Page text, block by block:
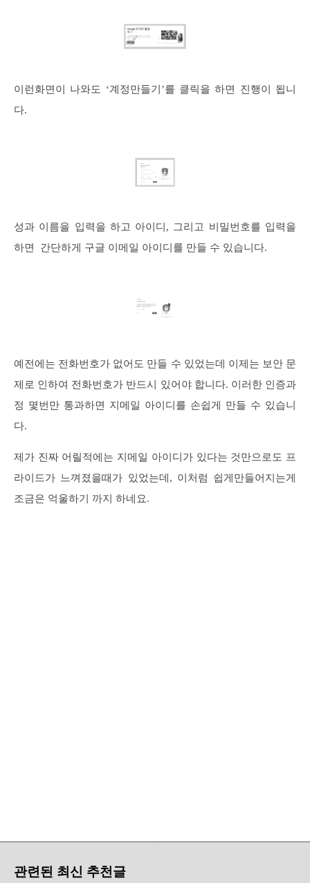
이런화면이 나와도 ‘계정만들기’를 클릭을 하면 진행이 됩니
다.
성과 이름을 입력을 하고 아이디, 그리고 비밀번호를 입력을
하면 간단하게 구글 이메일 아이디를 만들 수 있습니다.
예전에는 전화번호가 없어도 만들 수 있었는데 이제는 보안 문
제로 인하여 전화번호가 반드시 있어야 합니다. 이러한 인증과
정 몇번만 통과하면 지메일 아이디를 손쉽게 만들 수 있습니
다.
제가 진짜 어릴적에는 지메일 아이디가 있다는 것만으로도 프
라이드가 느껴졌을때가 있었는데, 이처럼 쉽게만들어지는게
조금은 억울하기 까지 하네요.
관련된 최신 추천글